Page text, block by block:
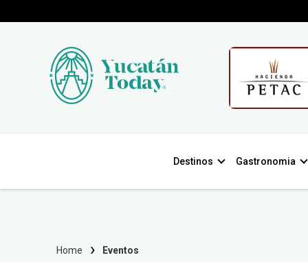
Destinos Gastronomia
Home Eventos